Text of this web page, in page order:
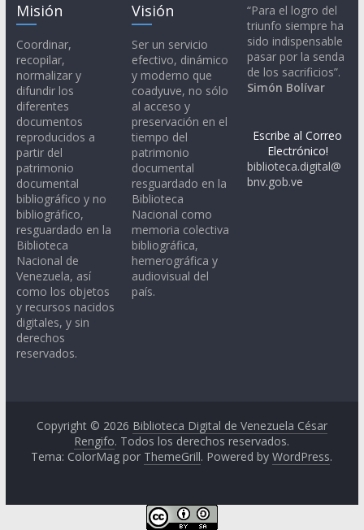
Misión
Coordinar,
recopilar,
normalizar y
difundir los
diferentes
documentos
reproducidos a
partir del
patrimonio
documental
bibliográfico y no
bibliográfico,
resguardado en la
Biblioteca
Nacional de
Venezuela, así
como los objetos
y recursos nacidos
digitales, y sin
derechos
reservados.
Visión
Ser un servicio
efectivo, dinámico
y moderno que
coadyuve, no sólo
al acceso y
preservación en el
tiempo del
patrimonio
documental
resguardado en la
Biblioteca
Nacional como
memoria colectiva
bibliográfica,
hemerográfica y
audiovisual del
país.
“Para el logro del
triunfo siempre ha
sido indispensable
pasar por la senda
de los sacrificios”.
Simón Bolívar
Escribe al Correo
Electrónico!
biblioteca.digital@
bnv.gob.ve
Copyright © 2026 Biblioteca Digital de Venezuela César
Rengifo. Todos los derechos reservados.
Tema: ColorMag por ThemeGrill. Powered byWordPress.